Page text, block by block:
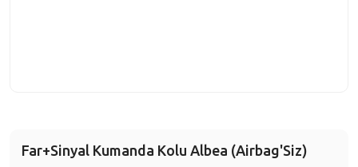
Far+Sinyal Kumanda Kolu Albea (Airbag'Siz)